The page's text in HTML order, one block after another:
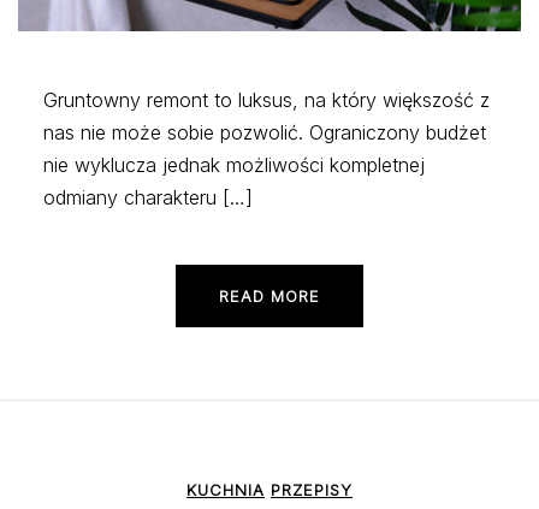
Gruntowny remont to luksus, na który większość z
nas nie może sobie pozwolić. Ograniczony budżet
nie wyklucza jednak możliwości kompletnej
odmiany charakteru […]
READ MORE
KUCHNIA PRZEPISY